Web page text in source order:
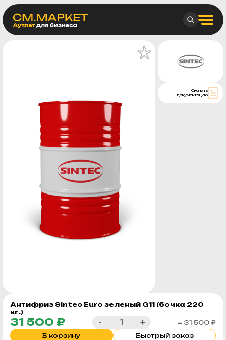
Антифриз Sintec Euro зеленый G11 (бочка 220
кг.)
31 500 ₽ - +
= 31 500 ₽
В корзину
Быстрый заказ
Скачать
документацию